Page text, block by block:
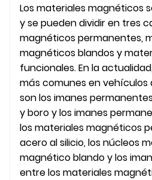
Los materiales magnéticos
y se pueden dividir en tres
magnéticos permanentes,
magnéticos blandos y
funcionales. En la
más comunes en
son los imanes
y boro y los imanes
los materiales magnéticos
acero al silicio, los núcleos
magnético blando y los
entre los materiales